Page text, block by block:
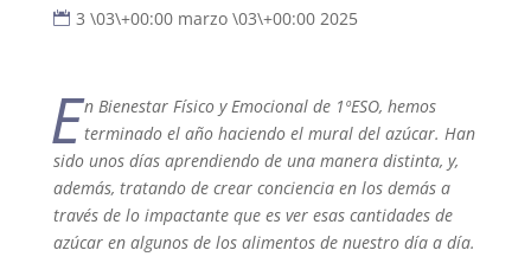
3 \03\+00:00 marzo \03\+00:00 2025
En Bienestar Físico y Emocional de 1ºESO, hemos
terminado el año haciendo el mural del azúcar. Han
sido unos días aprendiendo de una manera distinta, y,
además, tratando de crear conciencia en los demás a
través de lo impactante que es ver esas cantidades de
azúcar en algunos de los alimentos de nuestro día a día.